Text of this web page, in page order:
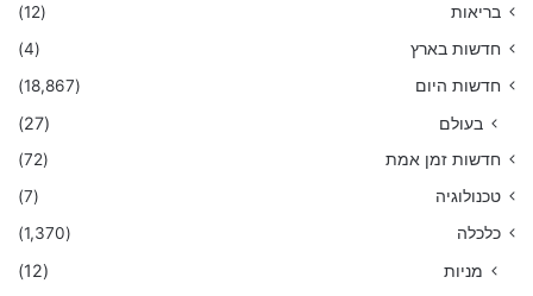
בריאות
(12)
חדשות בארץ
(4)
חדשות היום
(18,867)
בעולם (27)
חדשות זמן אמת
(72)
טכנולוגיה
(7)
כלכלה
(1,370)
מניות (12)